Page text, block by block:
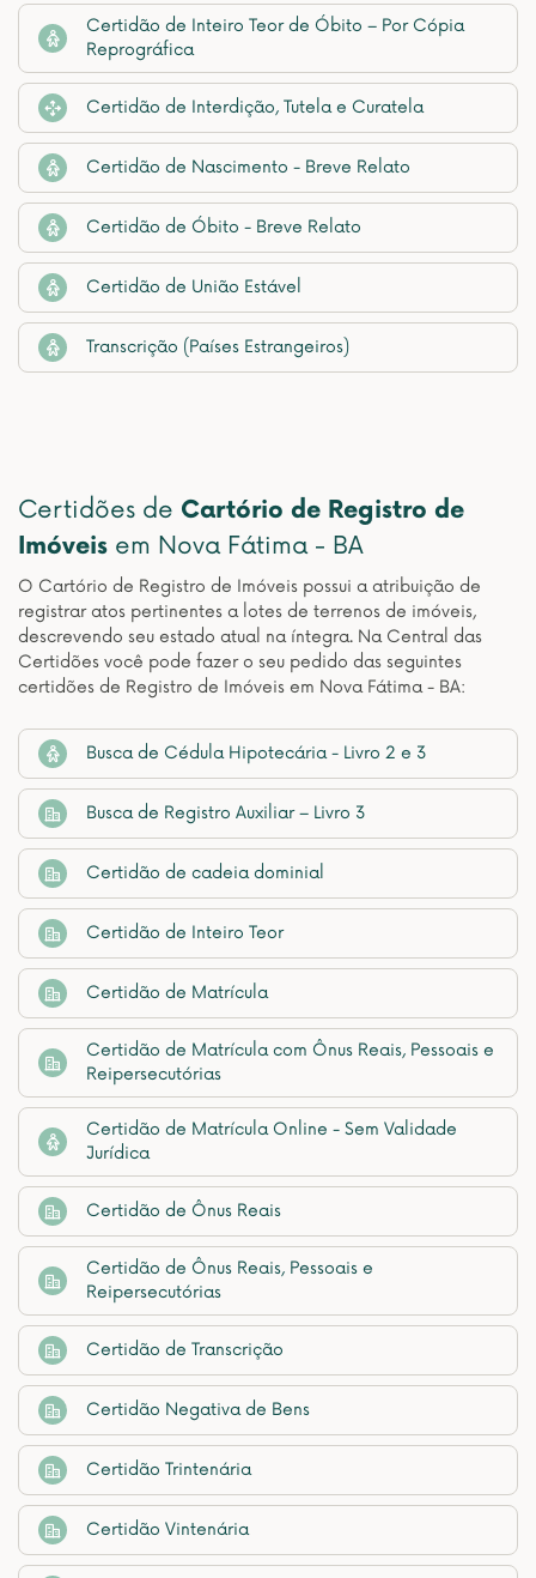
Certidão de Inteiro Teor de Óbito – Por Cópia
Reprográfica
Certidão de Interdição, Tutela e Curatela
Certidão de Nascimento - Breve Relato
Certidão de Óbito - Breve Relato
Certidão de União Estável
Transcrição (Países Estrangeiros)
Certidões de Cartório de Registro de
Imóveis em Nova Fátima - BA
O Cartório de Registro de Imóveis possui a atribuição de
registrar atos pertinentes a lotes de terrenos de imóveis,
descrevendo seu estado atual na íntegra. Na Central das
Certidões você pode fazer o seu pedido das seguintes
certidões de Registro de Imóveis em Nova Fátima - BA:
Busca de Cédula Hipotecária - Livro 2 e 3
Busca de Registro Auxiliar – Livro 3
Certidão de cadeia dominial
Certidão de Inteiro Teor
Certidão de Matrícula
Certidão de Matrícula com Ônus Reais, Pessoais e
Reipersecutórias
Certidão de Matrícula Online - Sem Validade
Jurídica
Certidão de Ônus Reais
Certidão de Ônus Reais, Pessoais e
Reipersecutórias
Certidão de Transcrição
Certidão Negativa de Bens
Certidão Trintenária
Certidão Vintenária